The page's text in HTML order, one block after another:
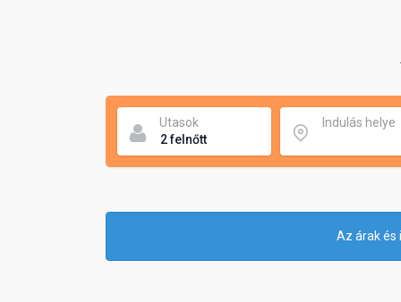
Utasok Indulás helye
Az árak és